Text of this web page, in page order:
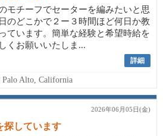
モチーフでセーターを編みたいと思
のどこかで２ー３時間ほど何日か教
ています。簡単な経験と希望時給を
くお願いいたしま...
詳細
Palo Alto, California
2026年06月05日(金)
探しています